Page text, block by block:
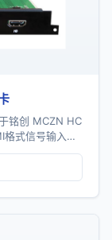
铭创 MCZN HC
式信号输入，